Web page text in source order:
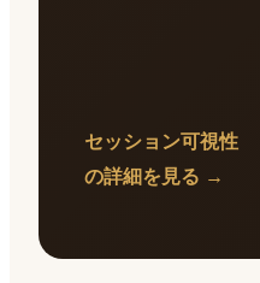
セッション可視性
の詳細を見る →